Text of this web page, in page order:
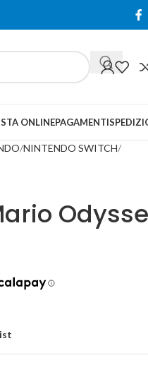
ONLINEPAGAMENTI
NINTENDO SWITCH